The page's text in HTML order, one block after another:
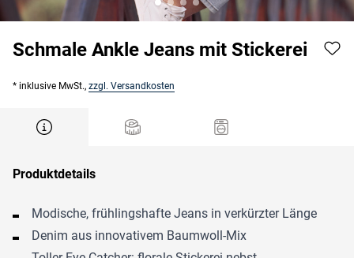
Schmale Ankle Jeans mit Stickerei
* inklusive MwSt., zzgl. Versandkosten
Produktdetails
Modische, frühlingshafte Jeans in verkürzter Länge
Denim aus innovativem Baumwoll-Mix